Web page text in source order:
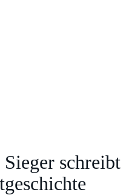
schreibt